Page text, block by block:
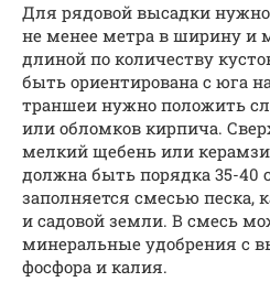
Для рядовой высадки
не менее метра в ширину и
длиной по количеству
быть ориентирована с юга
траншеи нужно положить
или обломков кирпича.
мелкий щебень или
должна быть порядка 35-40
заполняется смесью песка,
и садовой земли. В смесь
минеральные удобрения с
фосфора и калия.